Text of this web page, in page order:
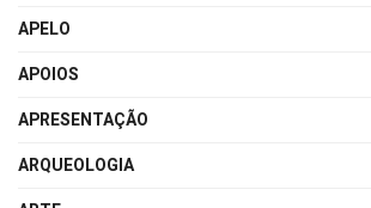
APELO
APOIOS
APRESENTAÇÃO
ARQUEOLOGIA